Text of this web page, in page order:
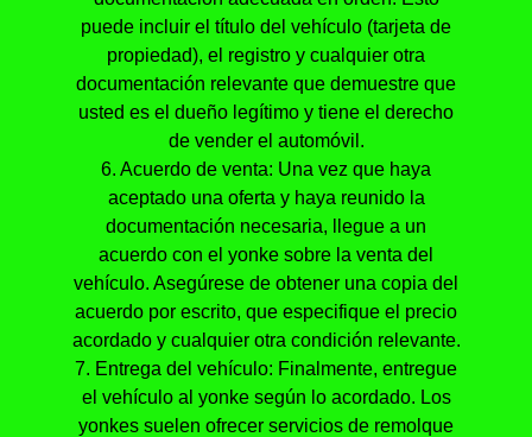
puede incluir el título del vehículo (tarjeta de
propiedad), el registro y cualquier otra
documentación relevante que demuestre que
usted es el dueño legítimo y tiene el derecho
de vender el automóvil.
6. Acuerdo de venta: Una vez que haya
aceptado una oferta y haya reunido la
documentación necesaria, llegue a un
acuerdo con el yonke sobre la venta del
vehículo. Asegúrese de obtener una copia del
acuerdo por escrito, que especifique el precio
acordado y cualquier otra condición relevante.
7. Entrega del vehículo: Finalmente, entregue
el vehículo al yonke según lo acordado. Los
yonkes suelen ofrecer servicios de remolque